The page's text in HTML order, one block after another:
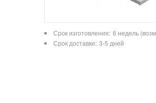
Срок изготовления: 6 недель
Срок доставки: 3-5 дней